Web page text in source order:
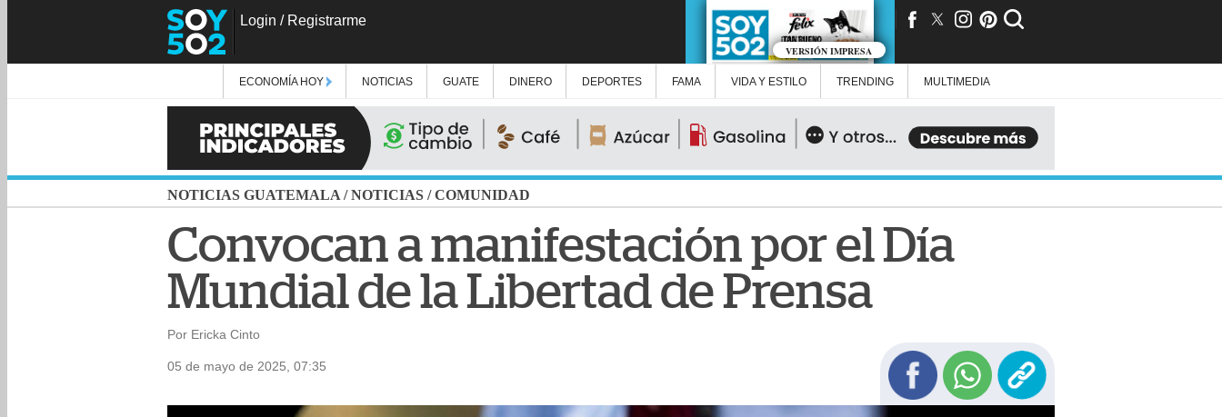
Login / Registrarme
VERSIÓN IMPRESA
ECONOMÍA HOY NOTICIAS GUATE DINERO DEPORTES FAMA VIDA Y ESTILO TRENDING MULTIMEDIA
NOTICIAS GUATEMALA /NOTICIAS /COMUNIDAD
Convocan a manifestación por el Día
Mundial de la Libertad de Prensa
Por Ericka Cinto
05 de mayo de 2025, 07:35